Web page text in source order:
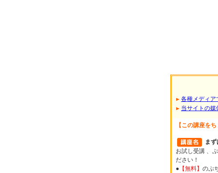
各種メディア
当サイトの媒
【この講座を
ま
お試し受講 、
ださい！
● 【無料】 のぷ